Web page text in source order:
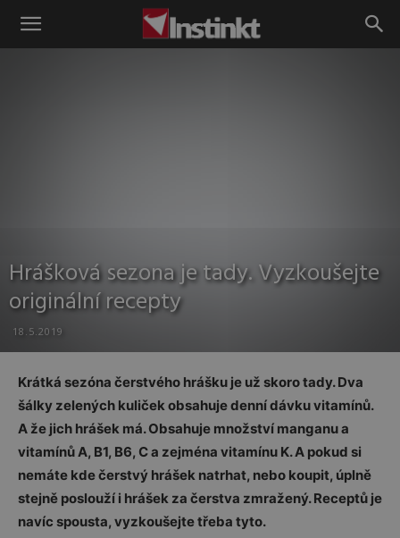
Instinkt
Hrášková sezona je tady. Vyzkoušejte
originální recepty
18.5.2019
Krátká sezóna čerstvého hrášku je už skoro tady. Dva
šálky zelených kuliček obsahuje denní dávku vitamínů.
A že jich hrášek má. Obsahuje množství manganu a
vitamínů A, B1, B6, C a zejména vitamínu K. A pokud si
nemáte kde čerstvý hrášek natrhat, nebo koupit, úplně
stejně poslouží i hrášek za čerstva zmražený. Receptů je
navíc spousta, vyzkoušejte třeba tyto.